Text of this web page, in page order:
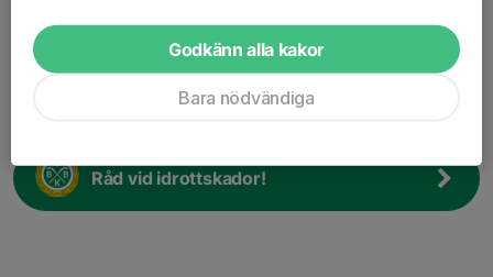
mailadress: annselini1@gmail.com
Hur fungerar en fotbollsförening?
Råd vid idrottskador!
Godkänn alla kakor
Bara nödvändiga